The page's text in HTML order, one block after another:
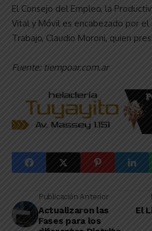
El Consejo del Empleo, la
Vital y Móvil es encabezado por
Trabajo, Claudio Moroni, quien
Fuente: tiempoar.com.ar
Publicación Anterior
Actualizaron las
Fases para los
El